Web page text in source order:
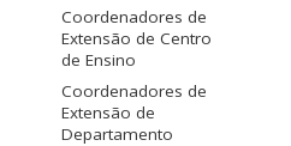
Coordenadores de
Extensão de Centro
de Ensino
Coordenadores de
Extensão de
Departamento